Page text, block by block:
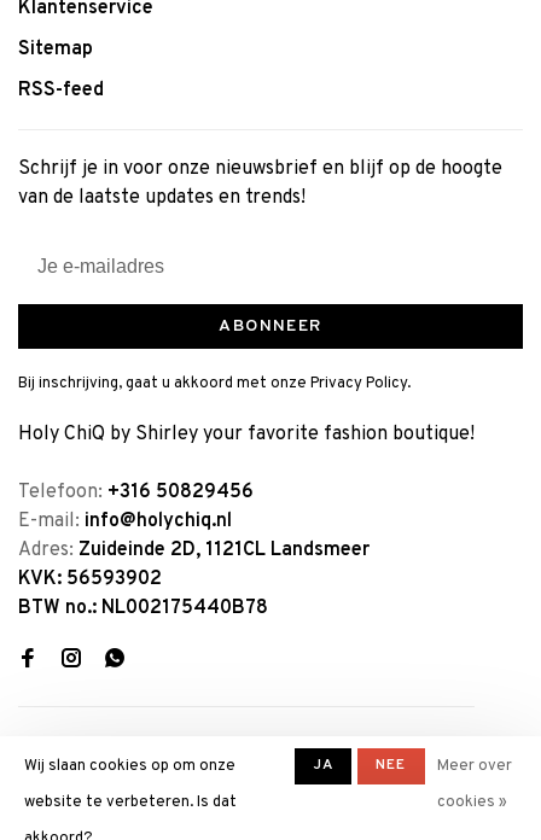
Klantenservice
Sitemap
RSS-feed
Schrijf je in voor onze nieuwsbrief en blijf op de hoogte
van de laatste updates en trends!
ABONNEER
Bij inschrijving, gaat u akkoord met onze Privacy Policy.
Holy ChiQ by Shirley your favorite fashion boutique!
Telefoon: +316 50829456
E-mail: info@holychiq.nl
Adres: Zuideinde 2D, 1121CL Landsmeer
KVK: 56593902
BTW no.: NL002175440B78
© Copyright 2026 Holy ChiQ by
Wij slaan cookies op om onze
website te verbeteren. Is dat
JA NEE
Meer over
cookies »